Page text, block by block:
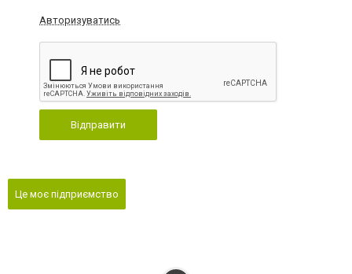
Авторизуватись
Відправити
Це моє підприємство